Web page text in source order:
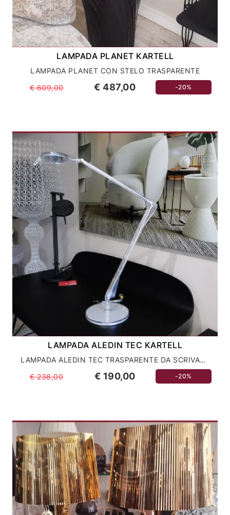
LAMPADA PLANET KARTELL
LAMPADA PLANET CON STELO TRASPARENTE
€ 609,00
€ 487,00 -20%
LAMPADA ALEDIN TEC KARTELL
LAMPADA ALEDIN TEC TRASPARENTE DA SCRIVANIA
€ 238,00
€ 190,00 -20%